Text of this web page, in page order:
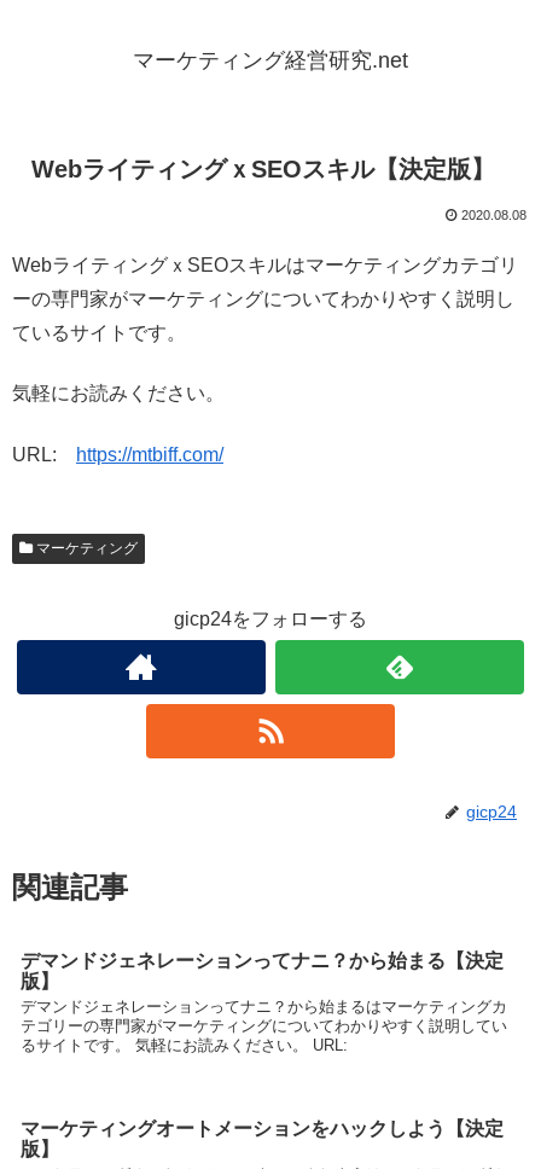
マーケティング経営研究.net
WebライティングｘSEOスキル【決定版】
2020.08.08
WebライティングｘSEOスキルはマーケティングカテゴリ
ーの専門家がマーケティングについてわかりやすく説明し
ているサイトです。
気軽にお読みください。
URL: https://mtbiff.com/
マーケティング
gicp24をフォローする
gicp24
関連記事
デマンドジェネレーションってナニ？から始まる【決定
版】
デマンドジェネレーションってナニ？から始まるはマーケティングカ
テゴリーの専門家がマーケティングについてわかりやすく説明してい
るサイトです。 気軽にお読みください。 URL:
マーケティングオートメーションをハックしよう【決定
版】